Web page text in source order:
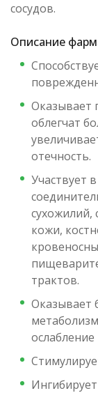
сосудов.
Описание
Оказывает
облегчат
отечность.
Участвует
сухожилий,
кожи,
трактов.
Оказывает
ослабление